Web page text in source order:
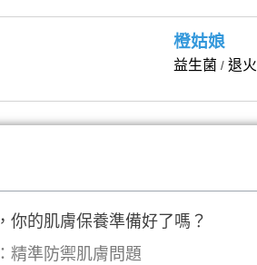
橙姑娘
益生菌 /退火
你的肌膚保養準備好了嗎？
精準防禦肌膚問題